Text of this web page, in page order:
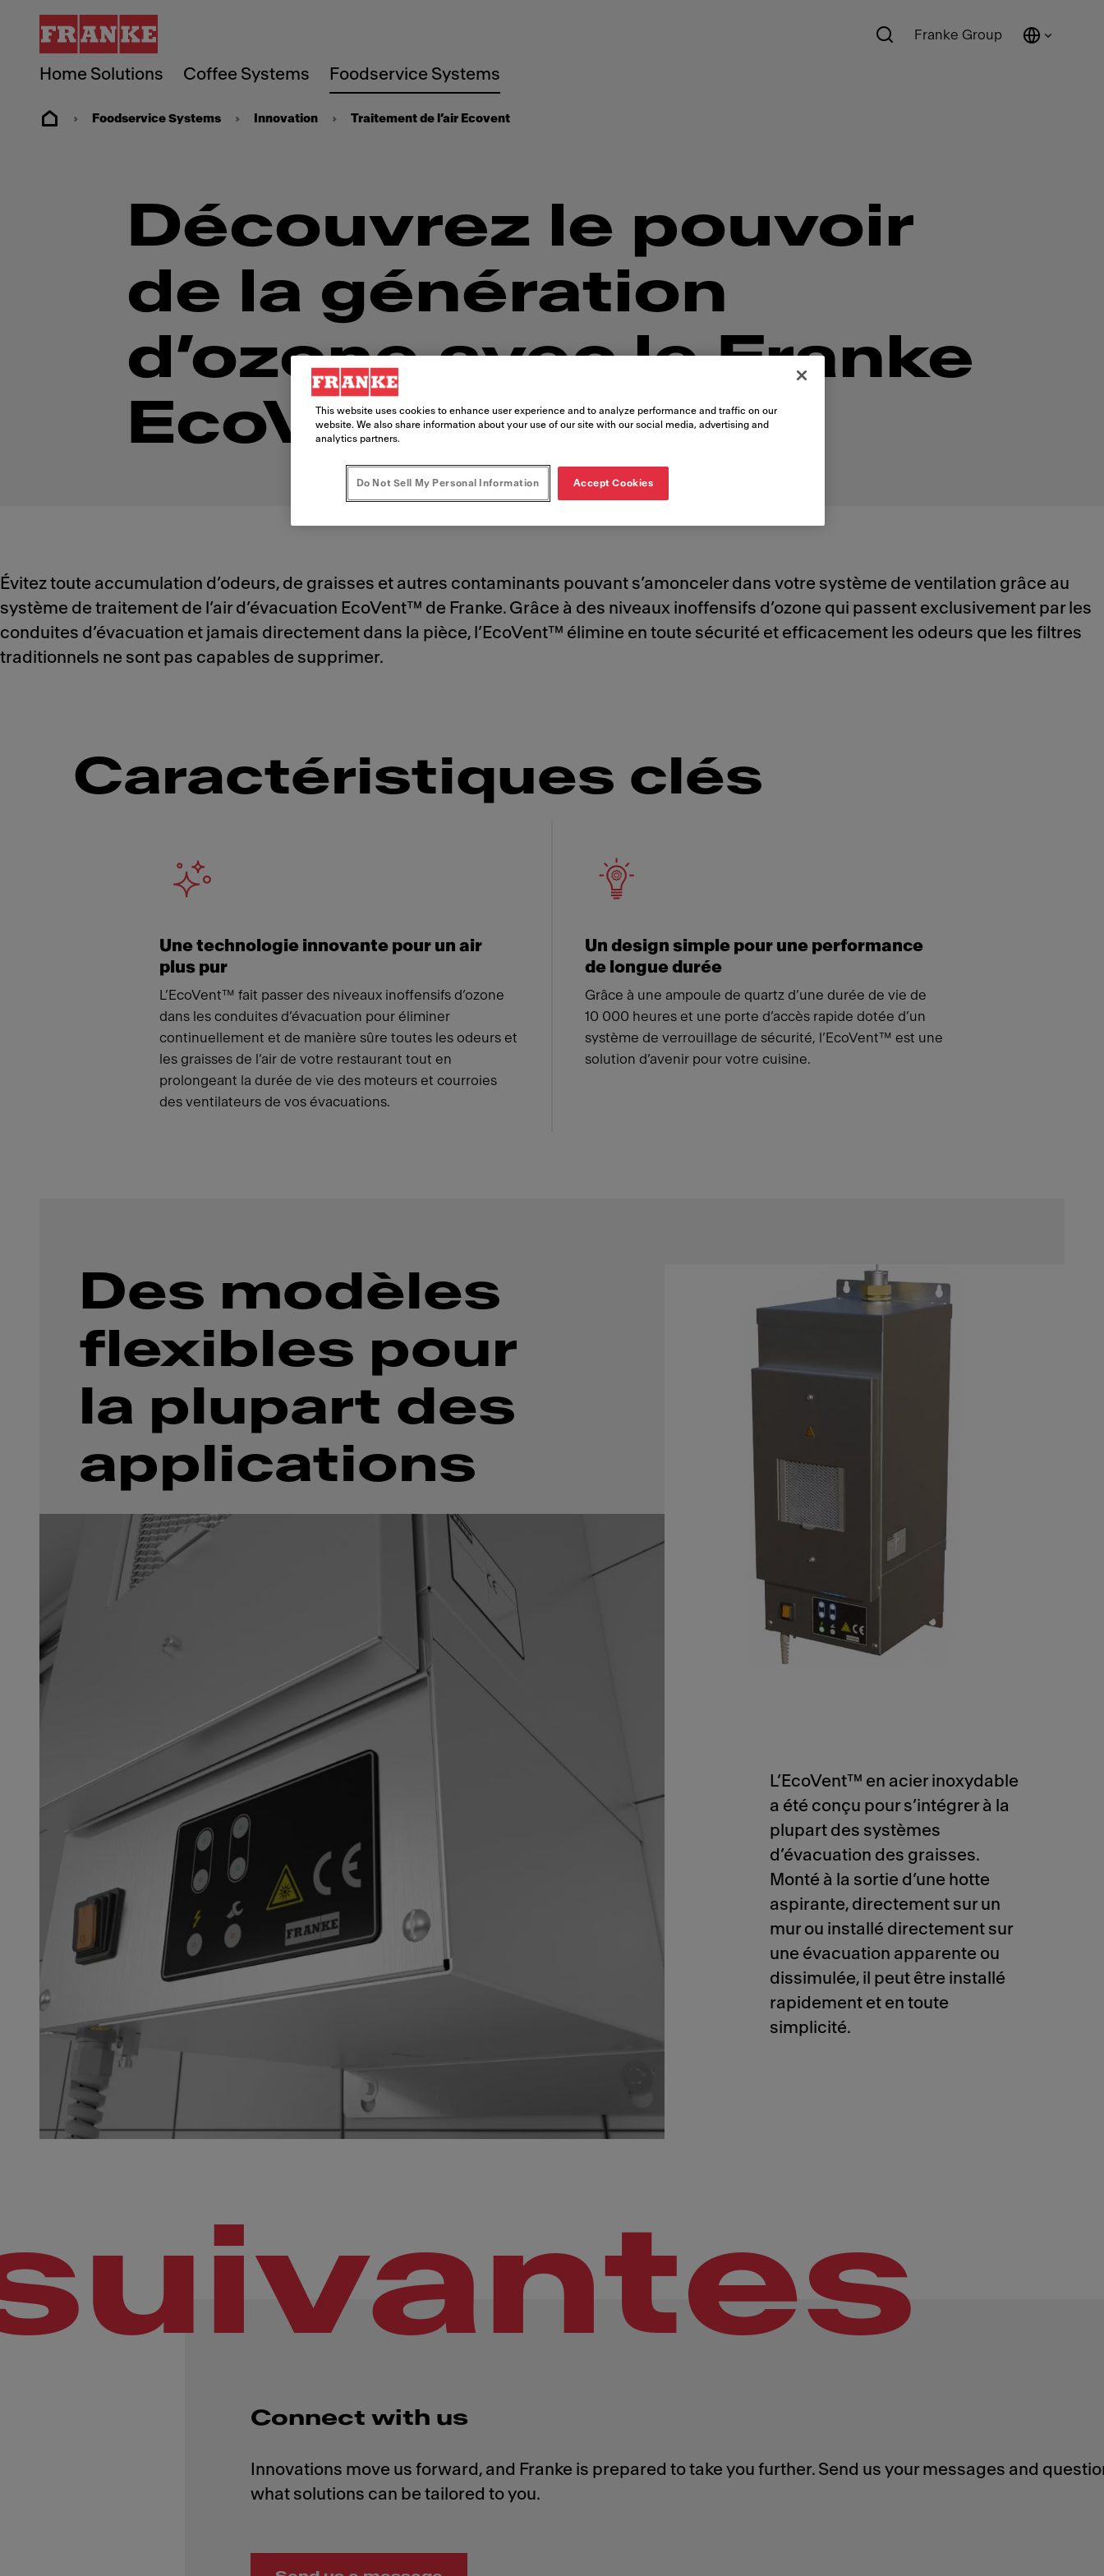
Home Solutions Coffee Systems Foodservice Systems
Franke Group
Foodservice Systems Innovation Traitement de l’air Ecovent
Découvrez le pouvoir
de la génération
d’ozone avec le Franke
EcoVent™
Évitez toute accumulation d’odeurs, de graisses et autres contaminants pouvant s’amonceler dans votre système de ventilation grâce au
système de traitement de l’air d’évacuation EcoVent™ de Franke. Grâce à des niveaux inoffensifs d’ozone qui passent exclusivement par les
conduites d’évacuation et jamais directement dans la pièce, l’EcoVent™ élimine en toute sécurité et efficacement les odeurs que les filtres
traditionnels ne sont pas capables de supprimer.
Caractéristiques clés
Meet Franke
Une technologie innovante pour un air
plus pur
L’EcoVent™ fait passer des niveaux inoffensifs d’ozone
dans les conduites d’évacuation pour éliminer
continuellement et de manière sûre toutes les odeurs et
les graisses de l’air de votre restaurant tout en
prolongeant la durée de vie des moteurs et courroies
des ventilateurs de vos évacuations.
Un design simple pour une performance
de longue durée
Grâce à une ampoule de quartz d’une durée de vie de
10 000 heures et une porte d’accès rapide dotée d’un
système de verrouillage de sécurité, l’EcoVent™ est une
solution d’avenir pour votre cuisine.
Des modèles
flexibles pour
la plupart des
applications
L’EcoVent™ en acier inoxydable
a été conçu pour s’intégrer à la
plupart des systèmes
d’évacuation des graisses.
Monté à la sortie d’une hotte
aspirante, directement sur un
mur ou installé directement sur
une évacuation apparente ou
dissimulée, il peut être installé
rapidement et en toute
simplicité.
Connect with us
Innovations move us forward, and Franke is prepared to take you further. Send us your messages and
This website uses cookies to enhance user experience and to analyze performance and traffic on our
website. We also share information about your use of our site with our social media, advertising and
analytics partners.
Do Not Sell My Personal Information Accept Cookies